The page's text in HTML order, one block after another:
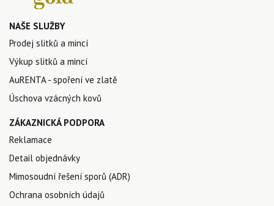
NAŠE SLUŽBY
Prodej slitků a mincí
Výkup slitků a mincí
AuRENTA - spoření ve zlatě
Úschova vzácných kovů
ZÁKAZNICKÁ PODPORA
Reklamace
Detail objednávky
Mimosoudní řešení sporů (ADR)
Ochrana osobních údajů